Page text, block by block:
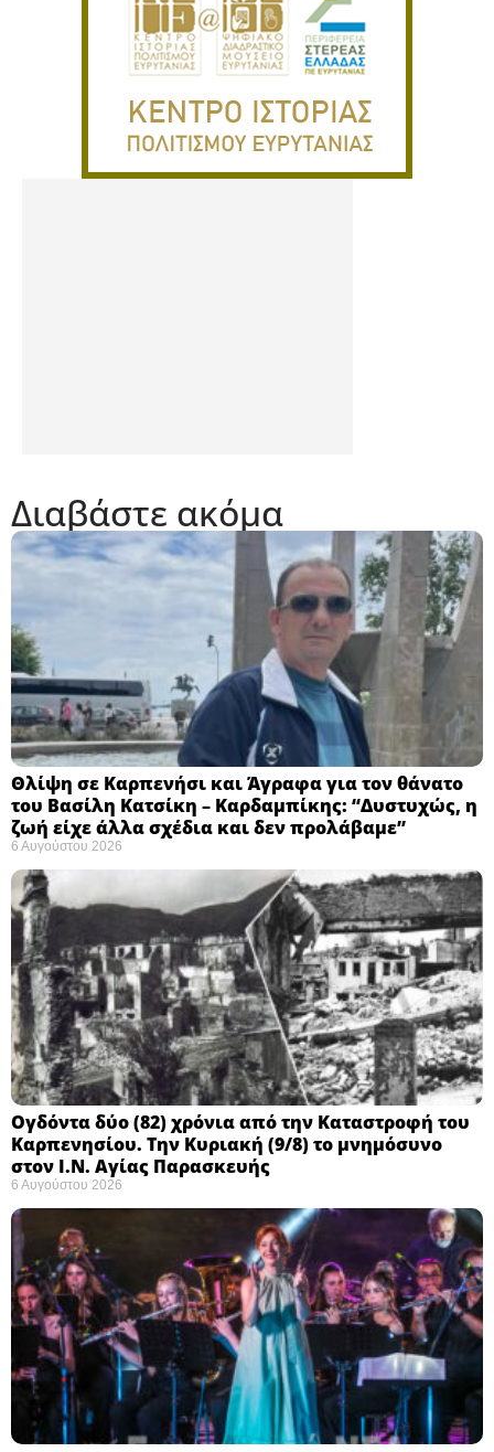
Διαβάστε ακόμα
Θλίψη σε Καρπενήσι και Άγραφα για τον θάνατο
του Βασίλη Κατσίκη – Καρδαμπίκης: “Δυστυχώς, η
ζωή είχε άλλα σχέδια και δεν προλάβαμε”
6 Αυγούστου 2026
Ογδόντα δύο (82) χρόνια από την Καταστροφή του
Καρπενησίου. Την Κυριακή (9/8) το μνημόσυνο
στον Ι.Ν. Αγίας Παρασκευής
6 Αυγούστου 2026